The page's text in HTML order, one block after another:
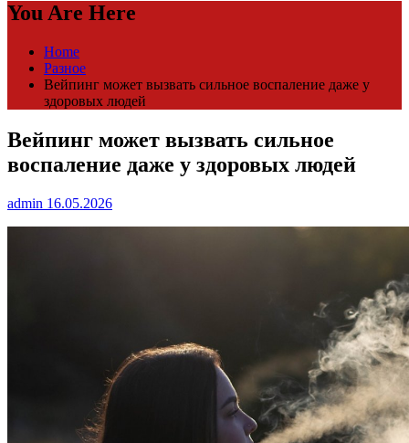
You Are Here
Home
Разное
Вейпинг может вызвать сильное воспаление даже у
здоровых людей
Вейпинг может вызвать сильное
воспаление даже у здоровых людей
admin 16.05.2026